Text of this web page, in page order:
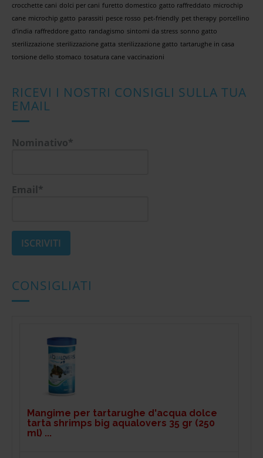
crocchette cani dolci per cani furetto domestico gatto raffreddato microchip
cane microchip gatto parassiti pesce rosso pet-friendly pet therapy porcellino
d'india raffreddore gatto randagismo sintomi da stress sonno gatto
sterilizzazione sterilizzazione gatta sterilizzazione gatto tartarughe in casa
torsione dello stomaco tosatura cane vaccinazioni
RICEVI I NOSTRI CONSIGLI SULLA TUA
EMAIL
Nominativo*
Email*
CONSIGLIATI
Mangime per tartarughe d'acqua dolce
tarta shrimps big aqualovers 35 gr (250
ml) ...